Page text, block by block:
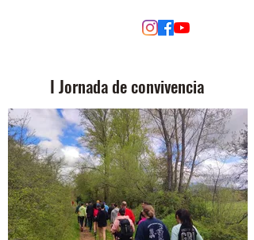
I Jornada de convivencia